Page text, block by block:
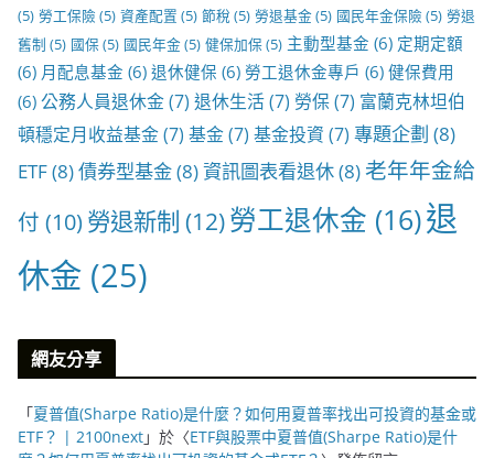
(5) 勞工保險 (5) 資產配置 (5) 節稅 (5) 勞退基金(5) 國民年金保險 (5) 勞退
舊制 (5) 國保(5) 國民年金(5) 健保加保(5) 主動型基金 (6) 定期定額
(6) 月配息基金 (6) 退休健保 (6) 勞工退休金專戶 (6) 健保費用
(6) 公務人員退休金(7) 退休生活(7) 勞保(7) 富蘭克林坦伯
頓穩定月收益基金(7) 基金(7) 基金投資 (7) 專題企劃 (8)
ETF(8)債券型基金(8)資訊圖表看退休(8)老年年金給
付 (10) 勞退新制 (12)勞工退休金 (16)退
休金 (25)
網友分享
「夏普值(Sharpe Ratio)是什麼？如何用夏普率找出可投資的基金或
ETF？ | 2100next」於〈ETF與股票中夏普值(Sharpe Ratio)是什